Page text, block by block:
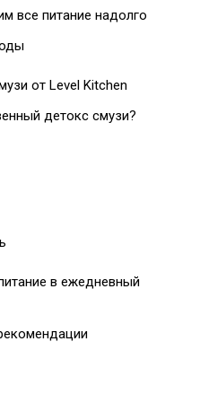
все питание надолго
от Level Kitchen
детокс смузи?
в ежедневный